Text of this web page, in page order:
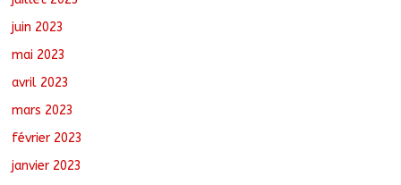
juin 2023
mai 2023
avril 2023
mars 2023
février 2023
janvier 2023